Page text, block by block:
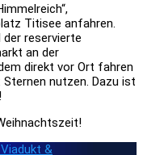
Titisee anfahren.
reservierte
an der
direkt vor Ort fahren
nutzen. Dazu ist